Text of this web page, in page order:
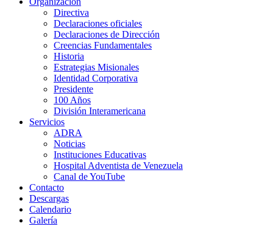
Directiva
Declaraciones oficiales
Declaraciones de Dirección
Creencias Fundamentales
Historia
Estrategias Misionales
Identidad Corporativa
Presidente
100 Años
División Interamericana
Servicios
ADRA
Noticias
Instituciones Educativas
Hospital Adventista de Venezuela
Canal de YouTube
Contacto
Descargas
Calendario
Galería